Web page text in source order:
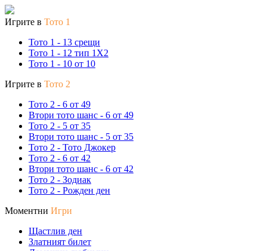
Игрите в Тото 1
Тото 1 - 13 срещи
Тото 1 - 12 тип 1X2
Тото 1 - 10 от 10
Игрите в Тото 2
Тото 2 - 6 от 49
Втори тото шанс - 6 от 49
Тото 2 - 5 от 35
Втори тото шанс - 5 от 35
Тото 2 - Тото Джокер
Тото 2 - 6 от 42
Втори тото шанс - 6 от 42
Тото 2 - Зодиак
Тото 2 - Рожден ден
Моментни Игри
Щастлив ден
Златният билет